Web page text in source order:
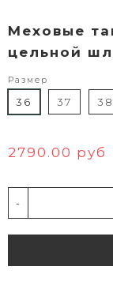
Меховые
цельной
Размер
36 37 38
2790.00 руб
-